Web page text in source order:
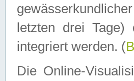
letzten drei
integriert werden. (
Die Online-